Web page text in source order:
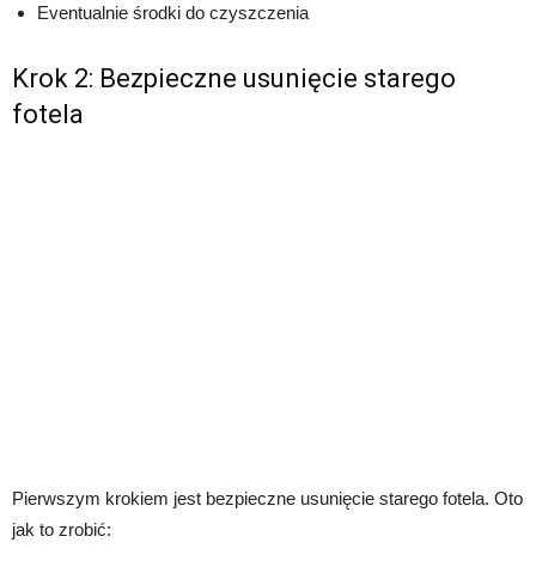
Eventualnie środki do czyszczenia
Krok 2: Bezpieczne usunięcie starego
fotela
Pierwszym krokiem jest bezpieczne usunięcie starego fotela. Oto
jak to zrobić: